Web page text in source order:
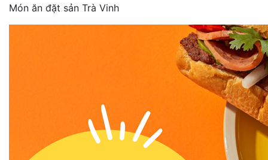
Món ăn đặt sản Trà Vinh